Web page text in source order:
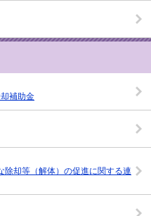
補助金
除却等（解体）の促進に関する連